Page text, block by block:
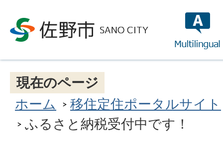
現在のページ
ホーム
移住定住ポータルサイト
ふるさと納税受付中です！